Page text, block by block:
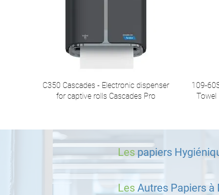
C350 Cascades - Electronic dispenser
for captive rolls Cascades Pro
109-
Towel
Les papiers
Les Autres Papiers à